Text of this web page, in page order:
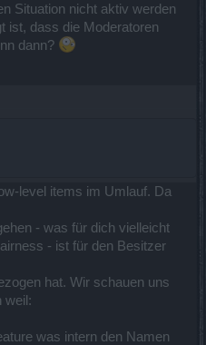
Situation nicht aktiv werden
ist, dass die Moderatoren
dann?
level items im Umlauf. Da
- was für dich vielleicht
- ist für den Besitzer
hat. Wir schauen uns
weil:
was intern den Namen